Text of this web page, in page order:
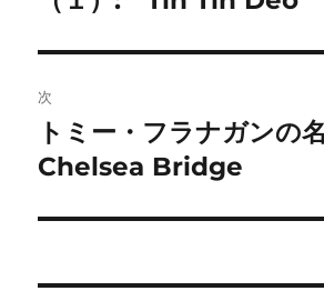
ビ
ゲ
ー
ン
稿:
次
次
の
稿:
トミー・フラナガンの
Chelsea Bridge